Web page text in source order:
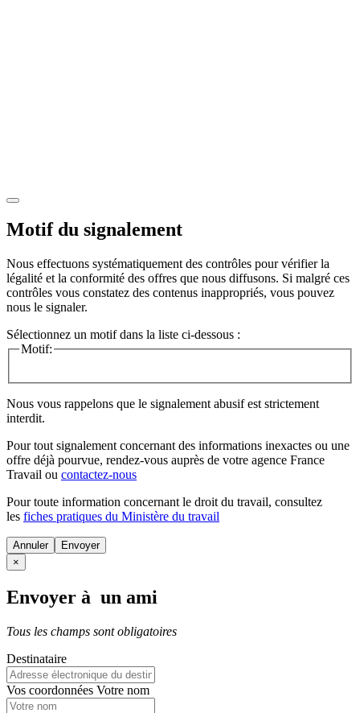
Motif du signalement
Nous effectuons systématiquement des contrôles pour vérifier la
légalité et la conformité des offres que nous diffusons. Si malgré ces
contrôles vous constatez des contenus inappropriés, vous pouvez
nous le signaler.
Sélectionnez un motif dans la liste ci-dessous :
Motif:
Nous vous rappelons que le signalement abusif est strictement
interdit.
Pour tout signalement concernant des informations inexactes ou une
offre déjà pourvue, rendez-vous auprès de votre agence France
Travail ou contactez-nous
Pour toute information concernant le droit du travail, consultez
les fiches pratiques du Ministère du travail
Annuler
×
Envoyer à un ami
Tous les champs sont obligatoires
Destinataire
Vos coordonnées Votre nom